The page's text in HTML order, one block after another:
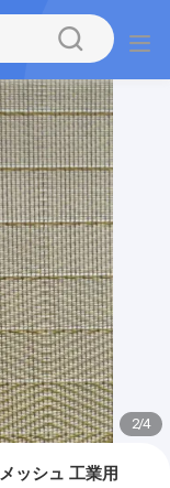
2/4
ッシュ 工業用